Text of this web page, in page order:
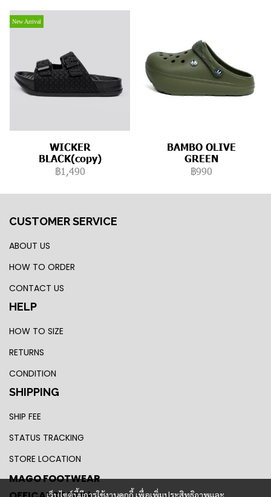
New Arrival
WICKER
BLACK(copy)
฿1,490
BAMBO OLIVE
GREEN
฿990
เว็บไซต์นี้มีการใช้งานคุกกี้ เพื่อเพิ่มประสิทธิภาพและ
CUSTOMER SERVICE
ABOUT US
HOW TO ORDER
CONTACT US
HELP
HOW TO SIZE
RETURNS
CONDITION
SHIPPING
SHIP FEE
STATUS TRACKING
STORE LOCATION
MAGO FOOTWEAR